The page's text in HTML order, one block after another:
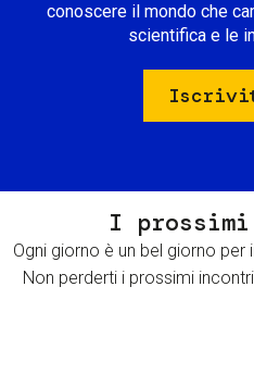
conoscere il mondo che
scientifica e le
I
Ogni giorno è un bel giorno
Non perderti i prossimi